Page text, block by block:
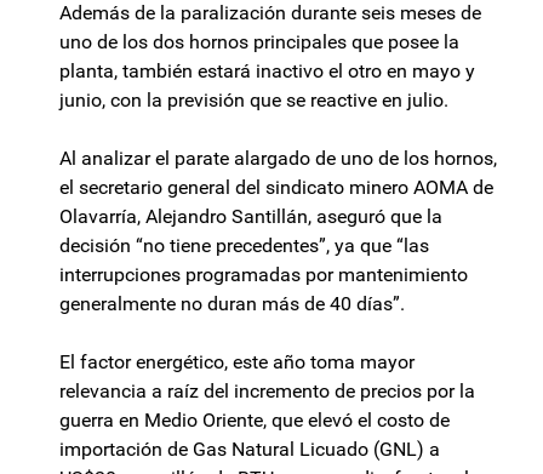
Además de la paralización durante seis meses de
uno de los dos hornos principales que posee la
planta, también estará inactivo el otro en mayo y
junio, con la previsión que se reactive en julio.
Al analizar el parate alargado de uno de los hornos,
el secretario general del sindicato minero AOMA de
Olavarría, Alejandro Santillán, aseguró que la
decisión “no tiene precedentes”, ya que “las
interrupciones programadas por mantenimiento
generalmente no duran más de 40 días”.
El factor energético, este año toma mayor
relevancia a raíz del incremento de precios por la
guerra en Medio Oriente, que elevó el costo de
importación de Gas Natural Licuado (GNL) a